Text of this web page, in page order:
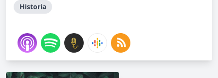
Historia